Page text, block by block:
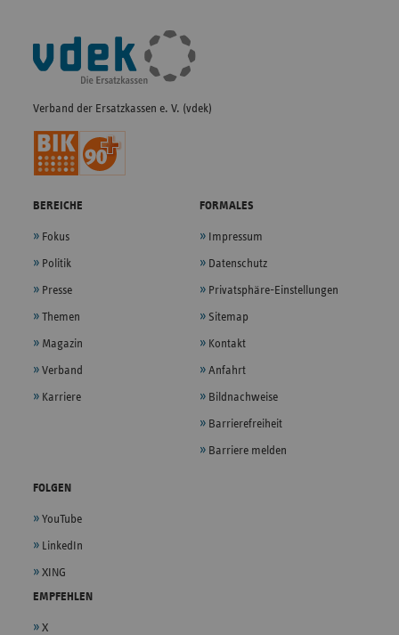
Fußleisten-
Navigation
Verband der Ersatzkassen e. V. (vdek)
BEREICHE
Fokus
Politik
Presse
Themen
Magazin
Verband
Karriere
FORMALES
Impressum
Datenschutz
Privatsphäre-Einstellungen
Sitemap
Kontakt
Anfahrt
Bildnachweise
Barrierefreiheit
Barriere melden
FOLGEN
YouTube
LinkedIn
XING
EMPFEHLEN
X